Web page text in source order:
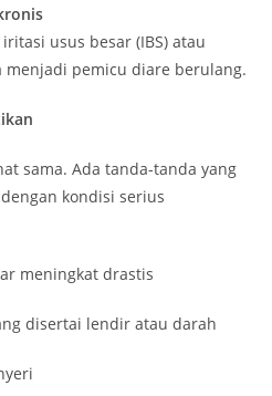
usus besar (IBS) atau
menjadi pemicu diare berulang.
sama. Ada tanda-tanda yang
kondisi serius
meningkat drastis
disertai lendir atau darah